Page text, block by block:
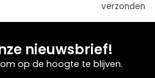
verzonden
nieuwsbrief!
op de hoogte te blijven.